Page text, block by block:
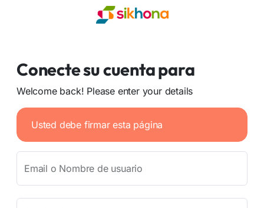
Conecte su cuenta para
Welcome back! Please enter your details
Usted debe firmar esta página
Email o Nombre de usuario